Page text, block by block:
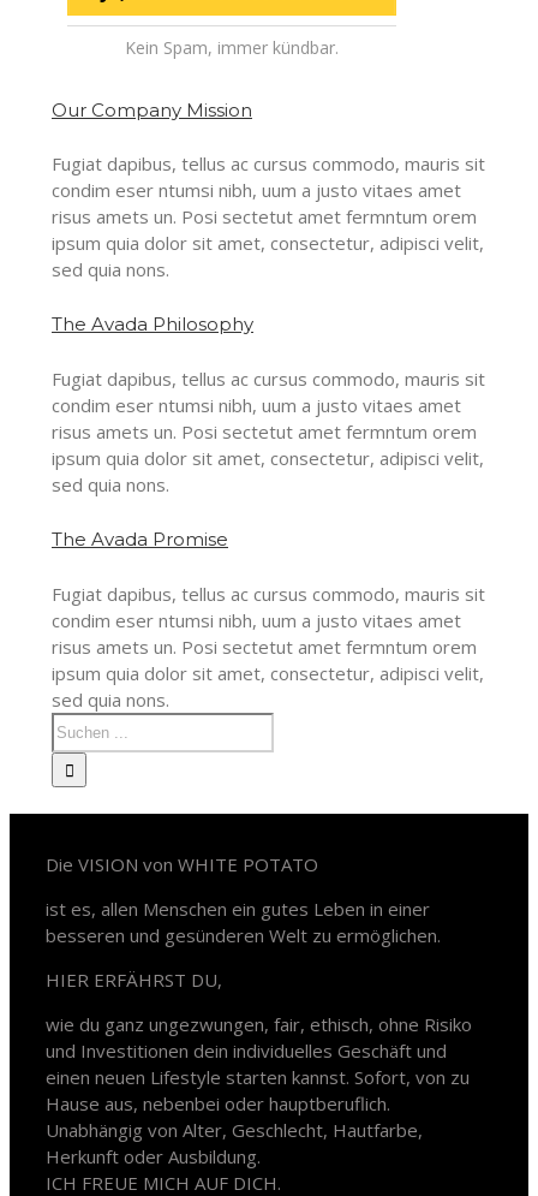
Kein Spam, immer kündbar.
Our Company Mission
Fugiat dapibus, tellus ac cursus commodo, mauris sit
condim eser ntumsi nibh, uum a justo vitaes amet
risus amets un. Posi sectetut amet fermntum orem
ipsum quia dolor sit amet, consectetur, adipisci velit,
sed quia nons.
The Avada Philosophy
Fugiat dapibus, tellus ac cursus commodo, mauris sit
condim eser ntumsi nibh, uum a justo vitaes amet
risus amets un. Posi sectetut amet fermntum orem
ipsum quia dolor sit amet, consectetur, adipisci velit,
sed quia nons.
The Avada Promise
Fugiat dapibus, tellus ac cursus commodo, mauris sit
condim eser ntumsi nibh, uum a justo vitaes amet
risus amets un. Posi sectetut amet fermntum orem
ipsum quia dolor sit amet, consectetur, adipisci velit,
sed quia nons.
Die VISION von WHITE POTATO
ist es, allen Menschen ein gutes Leben in einer
besseren und gesünderen Welt zu ermöglichen.
HIER ERFÄHRST DU,
wie du ganz ungezwungen, fair, ethisch, ohne Risiko
und Investitionen dein individuelles Geschäft und
einen neuen Lifestyle starten kannst. Sofort, von zu
Hause aus, nebenbei oder hauptberuflich.
Unabhängig von Alter, Geschlecht, Hautfarbe,
Herkunft oder Ausbildung.
ICH FREUE MICH AUF DICH.